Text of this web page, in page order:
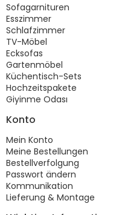
Sofagarnituren
Esszimmer
Schlafzimmer
TV-Möbel
Ecksofas
Gartenmöbel
Küchentisch-Sets
Hochzeitspakete
Giyinme Odası
Konto
Mein Konto
Meine Bestellungen
Bestellverfolgung
Passwort ändern
Kommunikation
Lieferung & Montage